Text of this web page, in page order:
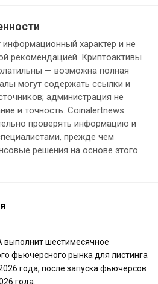
характер и не
рекомендацией. Криптоактивы
— возможна полная
могут содержать ссылки и
администрация не
и точность. Coinalertnews
проверять информацию и
прежде чем
решения на основе этого
выполнит шестимесячное
фьючерсного рынка для листинга
года, после запуска фьючерсов
года.